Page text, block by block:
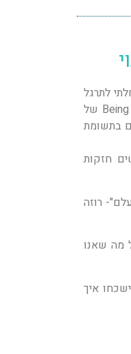
לתרגל
מיינדפולנס ומדיטציה. שילוב ההיבטים האלו הוביל אותי לספר Being Peace של
בתשומת
חזקות
רוזה
מה שאנו
איך